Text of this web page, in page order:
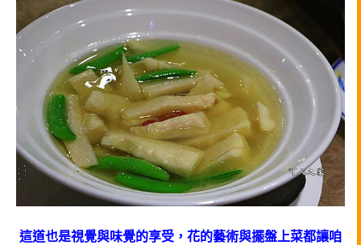
這道也是視覺與味覺的享受，花的藝術與擺盤上菜都讓咱